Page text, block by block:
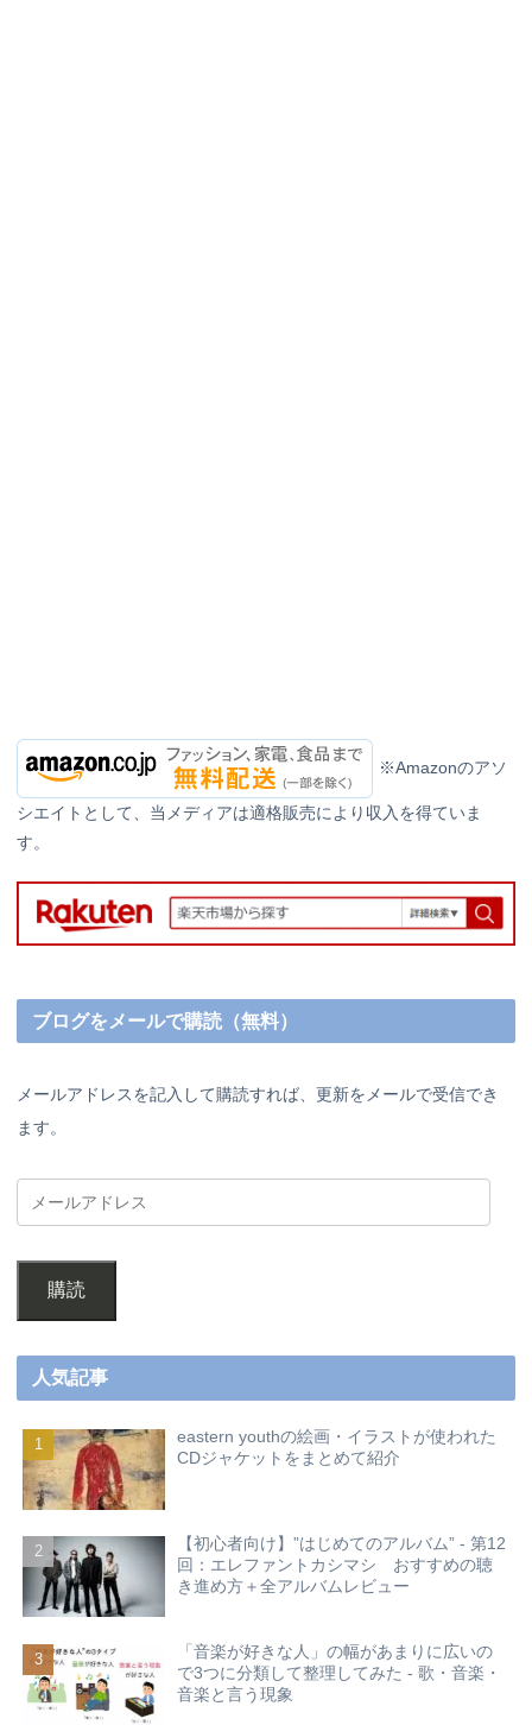
※Amazonのアソ
シエイトとして、当メディアは適格販売により収入を得ていま
す。
ブログをメールで購読（無料）
メールアドレスを記入して購読すれば、更新をメールで受信でき
ます。
購読
人気記事
eastern youthの絵画・イラストが使われた
CDジャケットをまとめて紹介
【初心者向け】”はじめてのアルバム” - 第12
回：エレファントカシマシ おすすめの聴
き進め方＋全アルバムレビュー
「音楽が好きな人」の幅があまりに広いの
で3つに分類して整理してみた - 歌・音楽・
音楽と言う現象